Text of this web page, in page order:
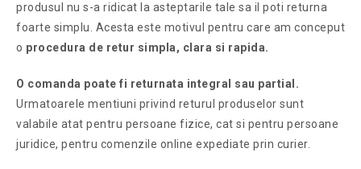
produsul nu s-a ridicat la asteptarile tale sa il poti returna
foarte simplu. Acesta este motivul pentru care am conceput
o procedura de retur simpla, clara si rapida.
O comanda poate fi returnata integral sau partial.
Urmatoarele mentiuni privind returul produselor sunt
valabile atat pentru persoane fizice, cat si pentru persoane
juridice, pentru comenzile online expediate prin curier.